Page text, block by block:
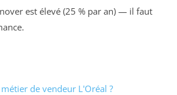
est élevé (25 % par an) — il faut
de vendeur L'Oréal ?